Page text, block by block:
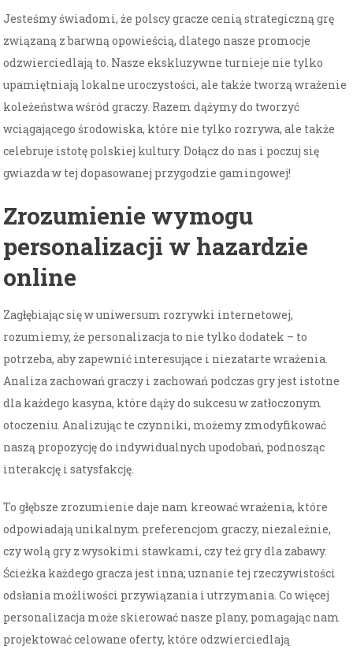
Jesteśmy świadomi, że polscy gracze cenią strategiczną grę
związaną z barwną opowieścią, dlatego nasze promocje
odzwierciedlają to. Nasze ekskluzywne turnieje nie tylko
upamiętniają lokalne uroczystości, ale także tworzą wrażenie
koleżeństwa wśród graczy. Razem dążymy do tworzyć
wciągającego środowiska, które nie tylko rozrywa, ale także
celebruje istotę polskiej kultury. Dołącz do nas i poczuj się
gwiazda w tej dopasowanej przygodzie gamingowej!
Zrozumienie wymogu
personalizacji w hazardzie
online
Zagłębiając się w uniwersum rozrywki internetowej,
rozumiemy, że personalizacja to nie tylko dodatek – to
potrzeba, aby zapewnić interesujące i niezatarte wrażenia.
Analiza zachowań graczy i zachowań podczas gry jest istotne
dla każdego kasyna, które dąży do sukcesu w zatłoczonym
otoczeniu. Analizując te czynniki, możemy zmodyfikować
naszą propozycję do indywidualnych upodobań, podnosząc
interakcję i satysfakcję.
To głębsze zrozumienie daje nam kreować wrażenia, które
odpowiadają unikalnym preferencjom graczy, niezależnie,
czy wolą gry z wysokimi stawkami, czy też gry dla zabawy.
Ścieżka każdego gracza jest inna; uznanie tej rzeczywistości
odsłania możliwości przywiązania i utrzymania. Co więcej
personalizacja może skierować nasze plany, pomagając nam
projektować celowane oferty, które odzwierciedlają